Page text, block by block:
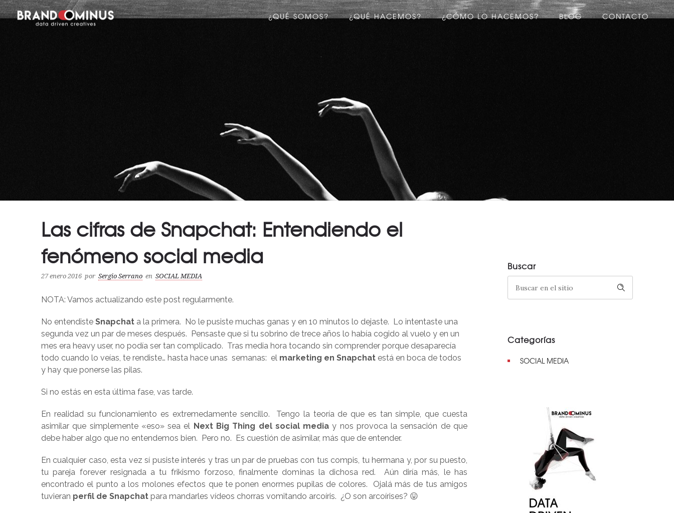
¿QUÉ SOMOS? ¿QUÉ HACEMOS? ¿CÓMO LO HACEMOS? BLOG CONTACTO
Las cifras de Snapchat: Entendiendo el
fenómeno social media
27 enero 2016 por Sergio Serrano en SOCIAL MEDIA
NOTA: Vamos actualizando este post regularmente.
No entendiste Snapchat a la primera. No le pusiste muchas ganas y en 10 minutos lo dejaste. Lo intentaste una
segunda vez un par de meses después. Pensaste que si tu sobrino de trece años lo había cogido al vuelo y en un
mes era heavy user, no podía ser tan complicado. Tras media hora tocando sin comprender porque desaparecía
todo cuando lo veías, te rendiste… hasta hace unas semanas: el marketing en Snapchat está en boca de todos
y hay que ponerse las pilas.
Si no estás en esta última fase, vas tarde.
En realidad su funcionamiento es extremedamente sencillo. Tengo la teoría de que es tan simple, que cuesta
asimilar que simplemente «eso» sea el Next Big Thing del social media y nos provoca la sensación de que
debe haber algo que no entendemos bien. Pero no. Es cuestión de asimilar, más que de entender.
En cualquier caso, esta vez sí pusiste interés y tras un par de pruebas con tus compis, tu hermana y, por su puesto,
tu pareja forever resignada a tu frikismo forzoso, finalmente dominas la dichosa red. Aún diría más, le has
encontrado el punto a los molones efectos que te ponen enormes pupilas de colores. Ojalá más de tus amigos
tuvieran perfil de Snapchat para mandarles vídeos chorras vomitando arcoíris. ¿O son arcoírises? 😛
Buscar
Categorías
SOCIAL MEDIA